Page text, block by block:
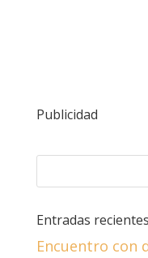
Publicidad
Entradas recientes
Encuentro con